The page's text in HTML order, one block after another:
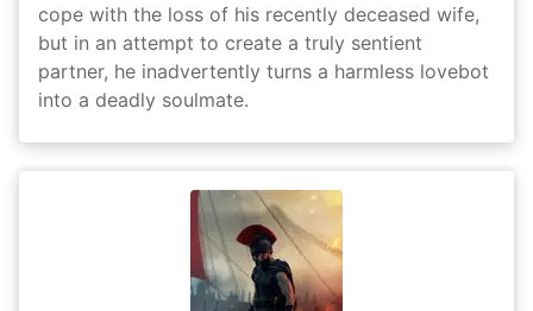
cope with the loss of his recently deceased wife,
but in an attempt to create a truly sentient
partner, he inadvertently turns a harmless lovebot
into a deadly soulmate.